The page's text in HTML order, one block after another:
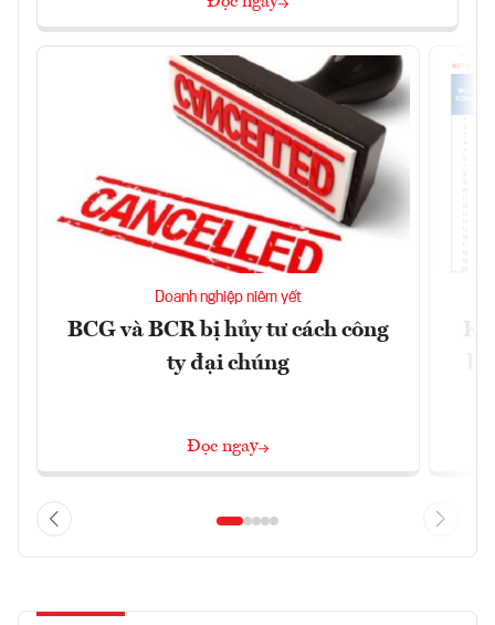
Doanh nghiệp niêm yết
BCG và BCR bị hủy tư cách công
ty đại chúng
Đọc ngay